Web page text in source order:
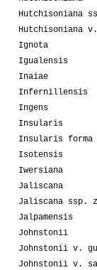
Hutchisoniana
Hutchisoniana
Ignota
Igualensis
Inaiae
Infernillensis
Ingens
Insularis
Insularis forma
Isotensis
Iwersiana
Jaliscana
Jaliscana ssp.
Jalpamensis
Johnstonii
Johnstonii v.
Johnstonii v.